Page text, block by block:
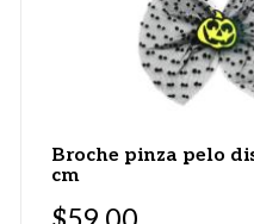
Broche pinza pelo
cm